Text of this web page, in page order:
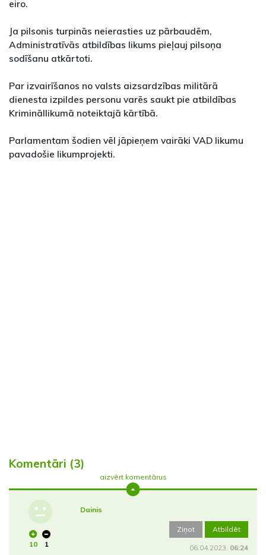
eiro.
Ja pilsonis turpinās neierasties uz pārbaudēm,
Administratīvās atbildības likums pieļauj pilsoņa
sodīšanu atkārtoti.
Par izvairīšanos no valsts aizsardzības militārā
dienesta izpildes personu varēs saukt pie atbildības
Krimināllikumā noteiktajā kārtībā.
Parlamentam šodien vēl jāpieņem vairāki VAD likumu
pavadošie likumprojekti.
Komentāri (3)
aizvērt komentārus
10 1
Dainis
Ziņot Atbildēt
06.04.2023. 06:24